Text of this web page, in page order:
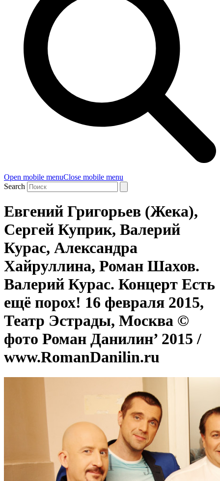
Open mobile menuClose mobile menu
Search
Евгений Григорьев (Жека),
Сергей Куприк, Валерий
Курас, Александра
Хайруллина, Роман Шахов.
Валерий Курас. Концерт Есть
ещё порох! 16 февраля 2015,
Театр Эстрады, Москва ©
фото Роман Данилин’ 2015 /
www.RomanDanilin.ru